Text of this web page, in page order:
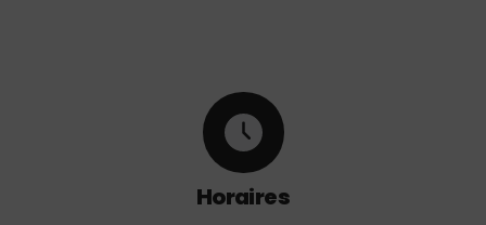
Horaires